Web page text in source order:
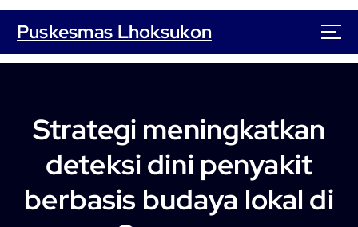
S
p
Puskesmas Lhoksukon
Strategi meningkatkan
deteksi dini penyakit
berbasis budaya lokal di